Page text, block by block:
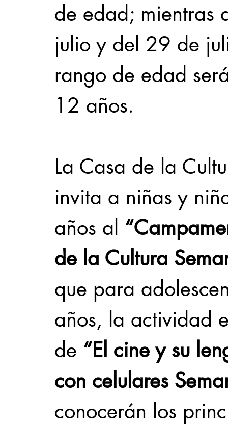
de edad;
julio y del 29 de
rango de edad
12 años.
La Casa de la
invita a niñas y
años al
de la Cultura
que para
años, la actividad
de “El cine y su
con celulares
conocerán los